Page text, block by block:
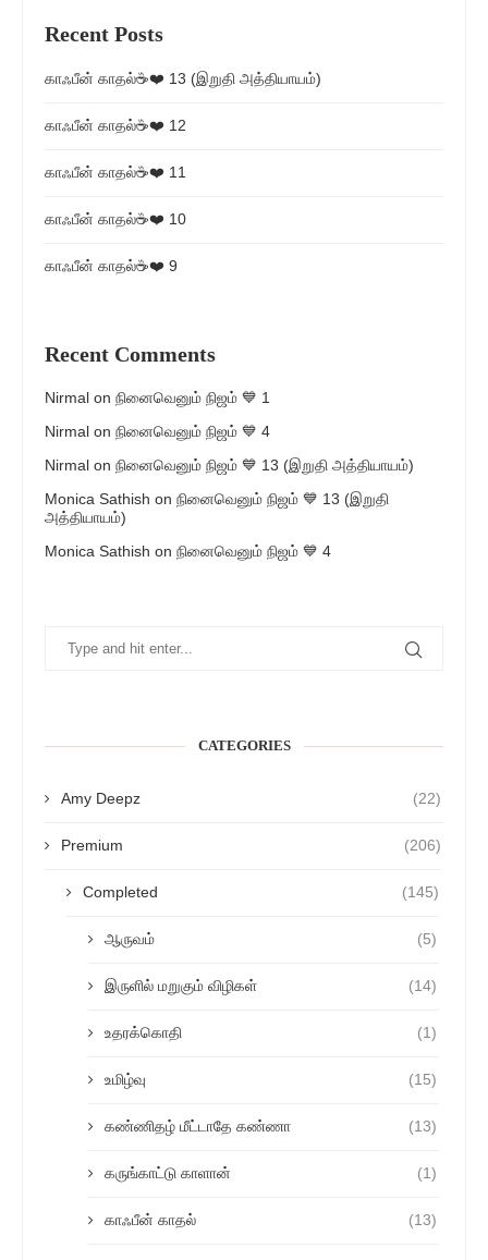
Recent Posts
காஃபீன் காதல்☕❤️ 13 (இறுதி அத்தியாயம்)
காஃபீன் காதல்☕❤️ 12
காஃபீன் காதல்☕❤️ 11
காஃபீன் காதல்☕❤️ 10
காஃபீன் காதல்☕❤️ 9
Recent Comments
Nirmal on நினைவெனும் நிஜம் 💙 1
Nirmal on நினைவெனும் நிஜம் 💙 4
Nirmal on நினைவெனும் நிஜம் 💙 13 (இறுதி அத்தியாயம்)
Monica Sathish on நினைவெனும் நிஜம் 💙 13 (இறுதி
அத்தியாயம்)
Monica Sathish on நினைவெனும் நிஜம் 💙 4
CATEGORIES
Amy Deepz (22)
Premium (206)
Completed (145)
ஆருவம் (5)
இருளில் மறுகும் விழிகள் (14)
உதரக்கொதி (1)
உமிழ்வு (15)
கண்ணிதழ் மீட்டாதே கண்ணா (13)
கருங்காட்டு காளான் (1)
காஃபீன் காதல் (13)